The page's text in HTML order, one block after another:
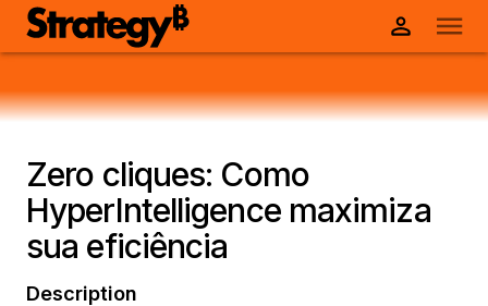
Zero cliques: Como
HyperIntelligence maximiza
sua eficiência
Description